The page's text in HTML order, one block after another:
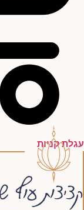
עגלת קניות
קציצות עוף